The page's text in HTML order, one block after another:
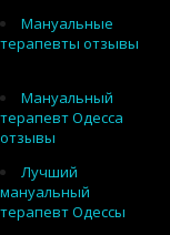
Мануальные
терапевты отзывы
Мануальный
терапевт Одесса
отзывы
Лучший
мануальный
терапевт Одессы